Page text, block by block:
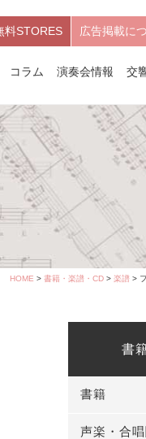
料STORES 広告掲載に
コラム 演奏会情報 交
HOME > 書籍・楽譜・CD > 楽譜 >
書
書籍
声楽・合